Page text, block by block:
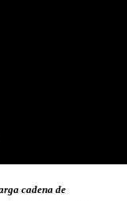
cadena de